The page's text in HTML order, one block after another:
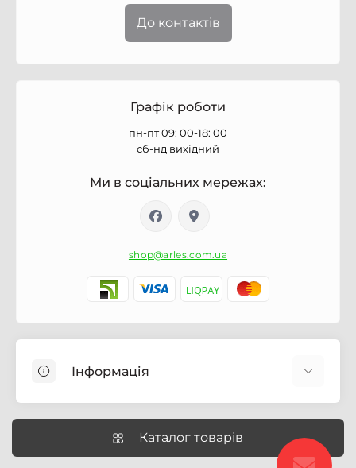
До контактів
Графік роботи
пн-пт 09: 00-18: 00
сб-нд вихідний
Ми в соціальних мережах:
shop@arles.com.ua
Інформація
Про магазин Arles.com.ua
Умови обслуговування
Каталог товарів